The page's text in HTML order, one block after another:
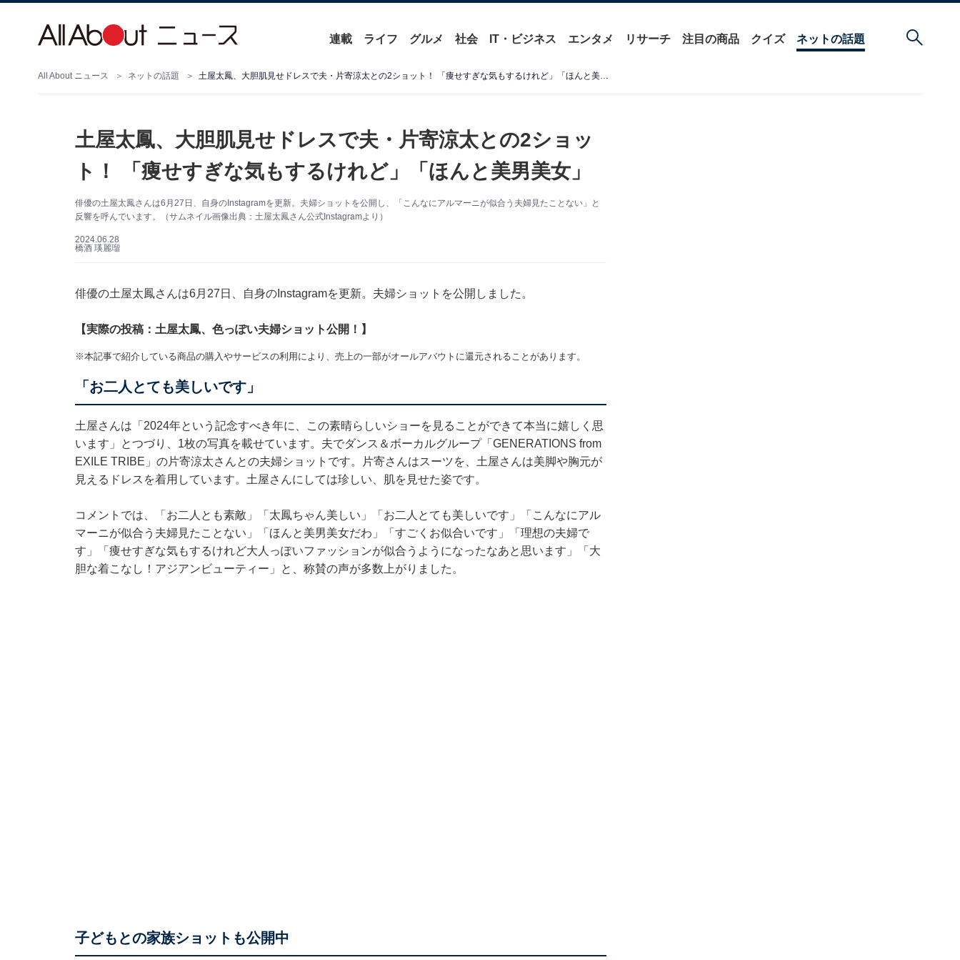
連載 ライフ グルメ 社会 IT・ビジネス エンタメ リサーチ 注目の商品 クイズ ネットの話題
All About ニュース ネットの話題 土屋太鳳、大胆肌見せドレスで夫・片寄涼太との2ショット！ 「痩せすぎな気もするけれど」「ほんと美男美女」
土屋太鳳、大胆肌見せドレスで夫・片寄涼太との2ショッ
ト！ 「痩せすぎな気もするけれど」「ほんと美男美女」
俳優の土屋太鳳さんは6月27日、自身のInstagramを更新。夫婦ショットを公開し、「こんなにアルマーニが似合う夫婦見たことない」と
反響を呼んでいます。（サムネイル画像出典：土屋太鳳さん公式Instagramより）
2024.06.28
橋酒 瑛麗瑠
俳優の土屋太鳳さんは6月27日、自身のInstagramを更新。夫婦ショットを公開しました。
【実際の投稿：土屋太鳳、色っぽい夫婦ショット公開！】
※本記事で紹介している商品の購入やサービスの利用により、売上の一部がオールアバウトに還元されることがあります。
「お二人とても美しいです」
土屋さんは「2024年という記念すべき年に、この素晴らしいショーを見ることができて本当に嬉しく思
います」とつづり、1枚の写真を載せています。夫でダンス＆ボーカルグループ「GENERATIONS from
EXILE TRIBE」の片寄涼太さんとの夫婦ショットです。片寄さんはスーツを、土屋さんは美脚や胸元が
見えるドレスを着用しています。土屋さんにしては珍しい、肌を見せた姿です。
コメントでは、「お二人とも素敵」「太鳳ちゃん美しい」「お二人とても美しいです」「こんなにアル
マーニが似合う夫婦見たことない」「ほんと美男美女だわ」「すごくお似合いです」「理想の夫婦で
す」「痩せすぎな気もするけれど大人っぽいファッションが似合うようになったなあと思います」「大
胆な着こなし！アジアンビューティー」と、称賛の声が多数上がりました。
子どもとの家族ショットも公開中